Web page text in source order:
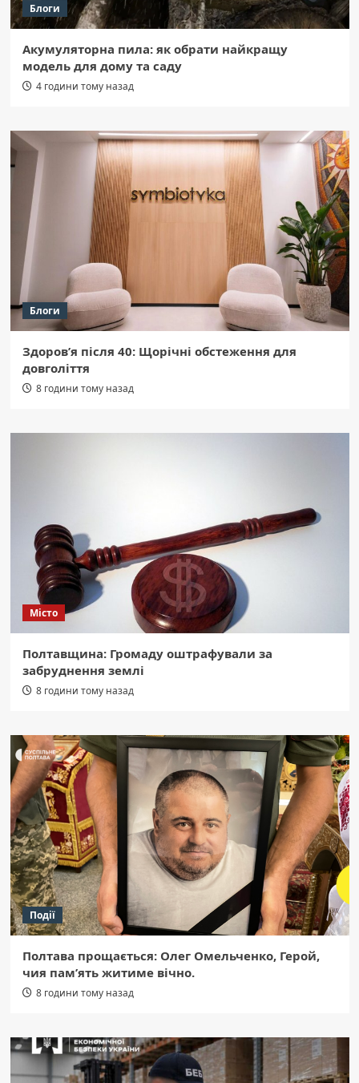
Блоги
Акумуляторна пила: як обрати найкращу
модель для дому та саду
4 години тому назад
Блоги
Здоров’я після 40: Щорічні обстеження для
довголіття
8 години тому назад
Місто
Полтавщина: Громаду оштрафували за
забруднення землі
8 години тому назад
Події
Полтава прощається: Олег Омельченко, Герой,
чия пам’ять житиме вічно.
8 години тому назад